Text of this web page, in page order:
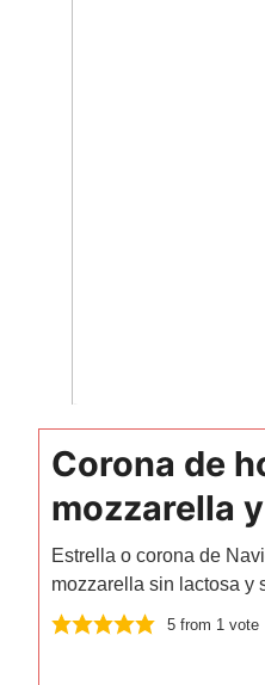
Corona de
mozzarella
Estrella o corona de
mozzarella sin lactosa y
5 from 1 vote